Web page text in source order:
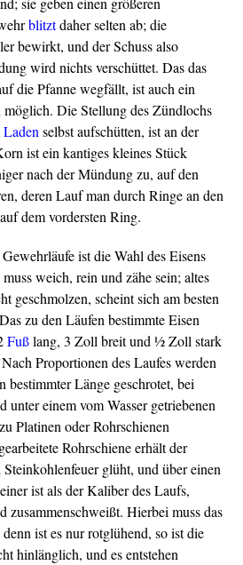
blitztdaher selten ab; die
bewirkt, und der Schuss also
wird nichts verschüttet. Das das
die Pfanne wegfällt, ist auch ein
möglich. Die Stellung des Zündlochs
Laden selbst aufschütten, ist an der
ist ein kantiges kleines Stück
nach der Mündung zu, auf den
deren Lauf man durch Ringe an den
dem vordersten Ring.
ist die Wahl des Eisens
weich, rein und zähe sein; altes
geschmolzen, scheint sich am besten
zu den Läufen bestimmte Eisen
Fußlang, 3 Zoll breit und ½ Zoll stark
Proportionen des Laufes werden
bestimmter Länge geschrotet, bei
einem vom Wasser getriebenen
Platinen oder Rohrschienen
Rohrschiene erhält der
glüht, und über einen
ist als der Kaliber des Laufs,
zusammenschweißt. Hierbei muss das
ist es nur rotglühend, so ist die
hinlänglich, und es entstehen